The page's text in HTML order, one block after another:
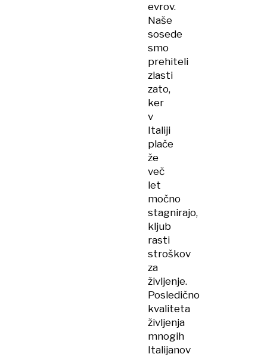
evrov.
Naše
sosede
smo
prehiteli
zlasti
zato,
ker
v
Italiji
plače
že
več
let
močno
stagnirajo,
kljub
rasti
stroškov
za
življenje.
Posledično
kvaliteta
življenja
mnogih
Italijanov